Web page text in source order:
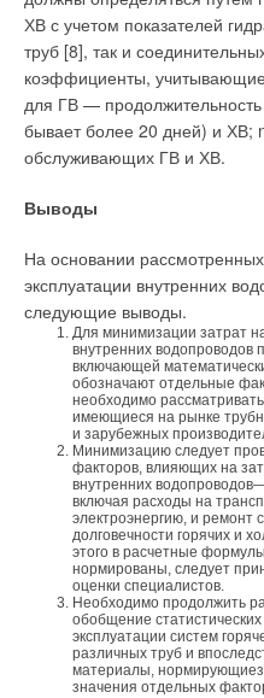
ХВ с учетом показателей
труб [8], так и
коэффициенты,
для ГВ —
бывает более 20 дней) и ХВ;
обслуживающих ГВ и ХВ.
Выводы
На основании
эксплуатации внутренних
следующие выводы.
Для минимизации затрат
внутренних водопроводов
включающей
обозначают отдельные
необходимо
имеющиеся на рынке
и зарубежных
Минимизацию следует
факторов, влияющих на
внутренних
включая расходы на
электроэнергию, и ремонт
долговечности горячих и
этого в расчетные
нормированы, следует
оценки специалистов.
Необходимо продолжить
обобщение
эксплуатации систем
различных труб и
материалы,
значения отдельных